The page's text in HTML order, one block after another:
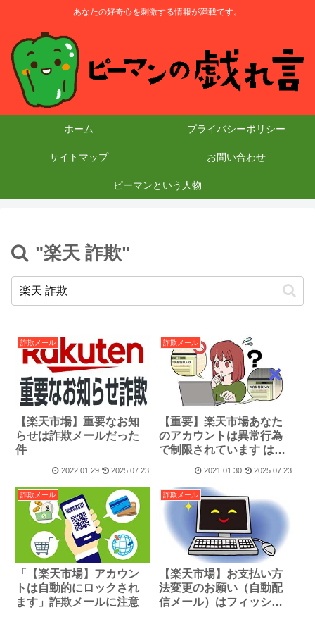
あなたの好奇心を刺激する情報が満載です。
ホーム プライバシーポリシー
サイトマップ お問い合わせ
ピーマンという人物
"楽天 詐欺"
詐欺メール
【楽天市場】重要なお知
らせは詐欺メールだった
件
2022.01.29 2025.07.23
詐欺メール
【重要】楽天市場あなた
のアカウントは異常行為
で制限されています は詐
2021.01.30 2025.07.23
詐欺メール
「【楽天市場】アカウン
トは自動的にロックされ
ます」詐欺メールに注意
詐欺メール
【楽天市場】お支払い方
法変更のお願い（自動配
信メール）はフィッシン